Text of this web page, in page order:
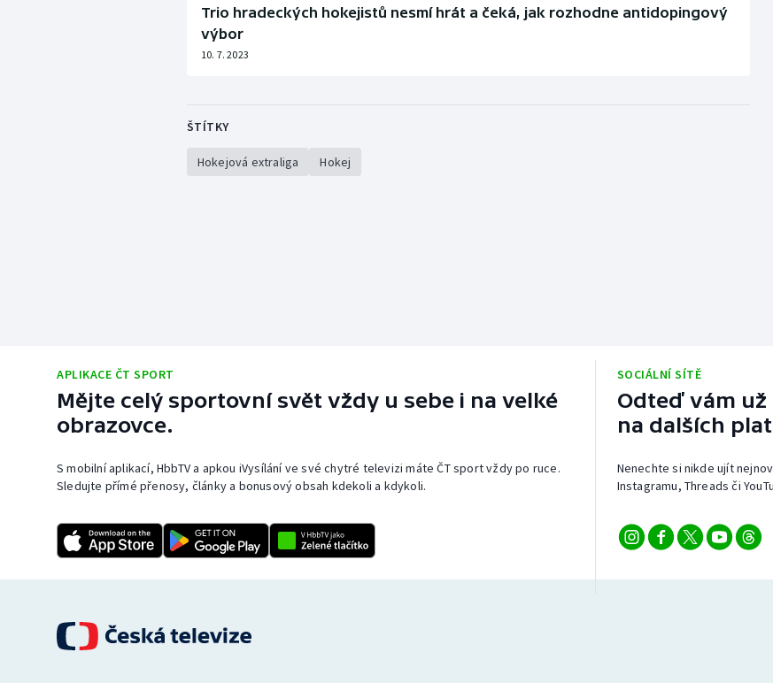
Trio hradeckých hokejistů nesmí hrát a čeká, jak rozhodne antidopingový
výbor
10. 7. 2023
ŠTÍTKY
Hokejová extraliga Hokej
APLIKACE ČT SPORT
Mějte celý sportovní svět vždy u sebe i na velké
obrazovce.
S mobilní aplikací, HbbTV a apkou iVysílání ve své chytré televizi máte ČT sport vždy po ruce.
Sledujte přímé přenosy, články a bonusový obsah kdekoli a kdykoli.
SOCIÁLNÍ SÍTĚ
Odteď vám
na dalších
Nenechte si nikde ujít
Instagramu, Threads či